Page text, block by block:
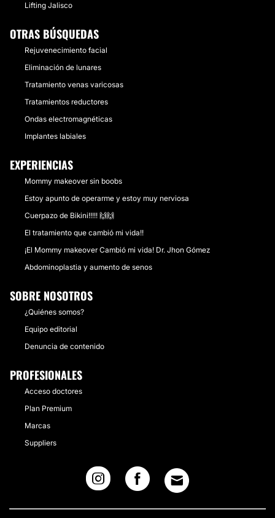
Lifting Jalisco
OTRAS BÚSQUEDAS
Rejuvenecimiento facial
Eliminación de lunares
Tratamiento venas varicosas
Tratamientos reductores
Ondas electromagnéticas
Implantes labiales
EXPERIENCIAS
Mommy makeover sin boobs
Estoy apunto de operarme y estoy muy nerviosa
Cuerpazo de Bikini!!!!! 🙌🙌
El tratamiento que cambió mi vida!!
¡El Mommy makeover Cambió mi vida! Dr. Jhon Gómez
Abdominoplastia y aumento de senos
SOBRE NOSOTROS
¿Quiénes somos?
Equipo editorial
Denuncia de contenido
PROFESIONALES
Acceso doctores
Plan Premium
Marcas
Suppliers